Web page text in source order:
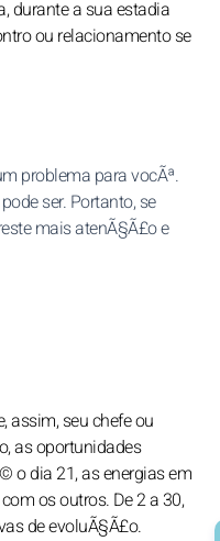
durante a sua estadia
ou relacionamento se
problema para vocÃª.
ser. Portanto, se
mais atenÃ§Ã£o e
assim, seu chefe ou
as oportunidades
o dia 21, as energias em
os outros. De 2 a 30,
de evoluÃ§Ã£o.